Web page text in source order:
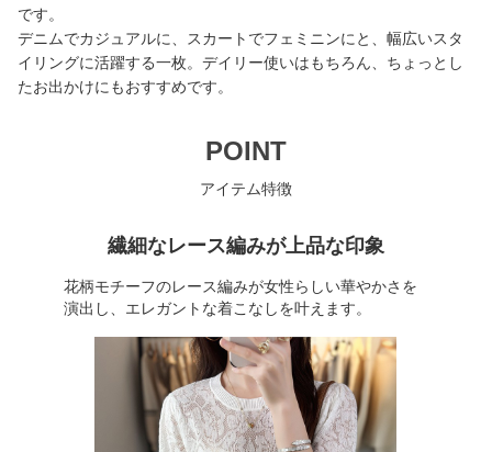
です。
デニムでカジュアルに、スカートでフェミニンにと、幅広いスタ
イリングに活躍する一枚。デイリー使いはもちろん、ちょっとし
たお出かけにもおすすめです。
POINT
アイテム特徴
繊細なレース編みが上品な印象
花柄モチーフのレース編みが女性らしい華やかさを
演出し、エレガントな着こなしを叶えます。